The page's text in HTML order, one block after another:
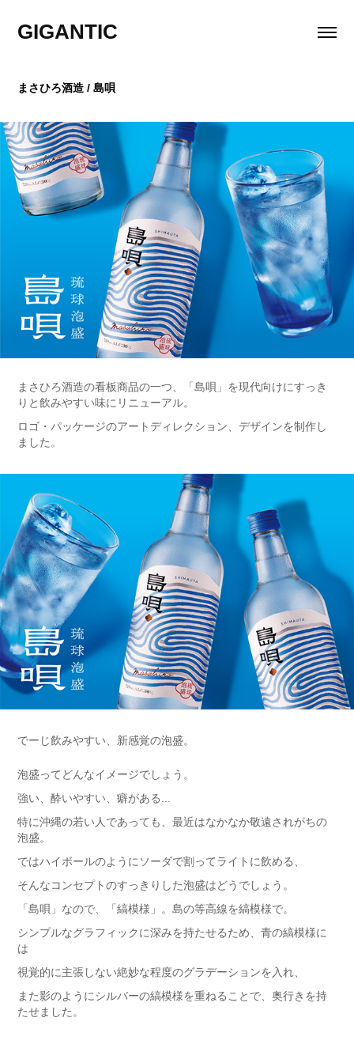
GIGANTIC
まさひろ酒造 / 島唄
まさひろ酒造の看板商品の一つ、「島唄」を現代向けにすっき
りと飲みやすい味にリニューアル。
ロゴ・パッケージのアートディレクション、デザインを制作し
ました。
でーじ飲みやすい、新感覚の泡盛。
泡盛ってどんなイメージでしょう。
強い、酔いやすい、癖がある...
特に沖縄の若い人であっても、最近はなかなか敬遠されがちの
泡盛。
ではハイボールのようにソーダで割ってライトに飲める、
そんなコンセプトのすっきりした泡盛はどうでしょう。
「島唄」なので、「縞模様」。島の等高線を縞模様で。
シンプルなグラフィックに深みを持たせるため、青の縞模様に
は
視覚的に主張しない絶妙な程度のグラデーションを入れ、
また影のようにシルバーの縞模様を重ねることで、奥行きを持
たせました。